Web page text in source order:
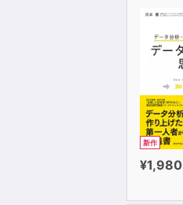
新作
¥1,980